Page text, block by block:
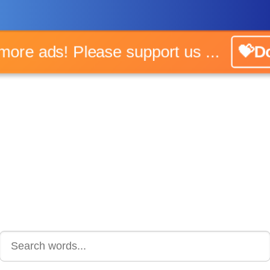
ads! Please support us ...